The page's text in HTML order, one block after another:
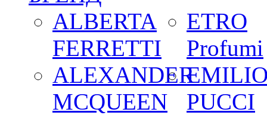
ALBERTA
FERRETTI
ALEXANDER
MCQUEEN
ETRO
Profumi
PUCCI